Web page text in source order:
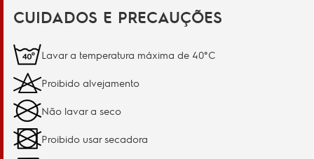
CUIDADOS E PRECAUÇÕES
Lavar a temperatura máxima de 40°C
Proibido alvejamento
Não lavar a seco
Proibido usar secadora